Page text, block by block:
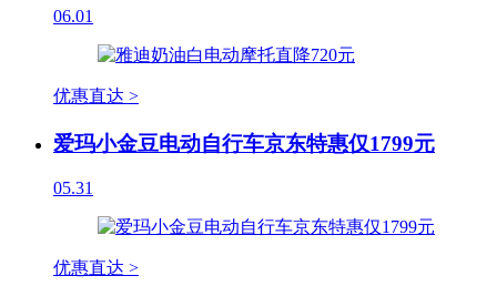
06.01
优惠直达 >
爱玛小金豆电动自行车京东特惠仅1799元
05.31
优惠直达 >